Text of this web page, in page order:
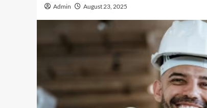
Admin August 23, 2025